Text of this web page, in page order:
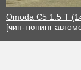
Omoda C5 1.5 Т
[чип-тюнинг